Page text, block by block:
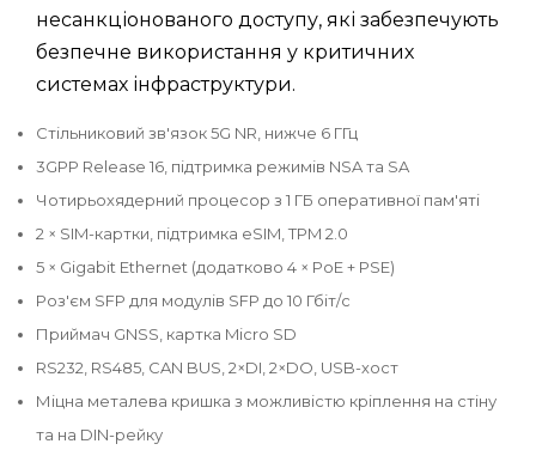
несанкціонованого доступу, які забезпечують
безпечне використання у критичних
системах інфраструктури.
Стільниковий зв'язок 5G NR, нижче 6 ГГц
3GPP Release 16, підтримка режимів NSA та SA
Чотирьохядерний процесор з 1 ГБ оперативної пам'яті
2 × SIM-картки, підтримка eSIM, TPM 2.0
5 × Gigabit Ethernet (додатково 4 × PoE + PSE)
Роз'єм SFP для модулів SFP до 10 Гбіт/с
Приймач GNSS, картка Micro SD
RS232, RS485, CAN BUS, 2×DI, 2×DO, USB-хост
Міцна металева кришка з можливістю кріплення на стіну
та на DIN-рейку